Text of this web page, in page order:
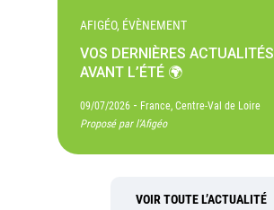
AFIGÉO, ÉVÈNEMENT
VOS DERNIÈRES ACTUALITÉS
AVANT L’ÉTÉ 🌍
09/07/2026 - France, Centre-Val de Loire
Proposé par l'Afigéo
VOIR TOUTE L’ACTUALITÉ